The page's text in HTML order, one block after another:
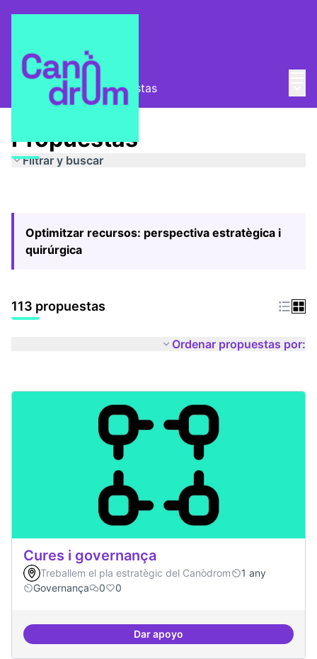
Pla Estratègic Propuestas
Propuestas
Filtrar y buscar
Optimitzar recursos: perspectiva estratègica i
quirúrgica
113 propuestas
Ordenar propuestas por:
Cures i governança
Treballem el pla estratègic del Canòdrom
1 any
Governança
0 0
Dar apoyoCures i governança